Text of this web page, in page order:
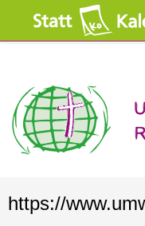
https://